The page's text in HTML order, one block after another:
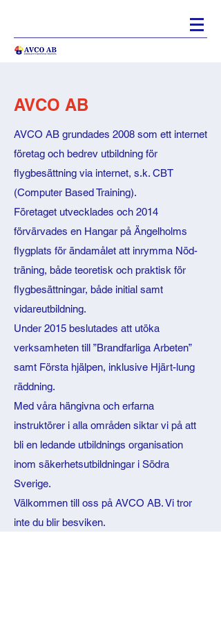
AVCO AB
AVCO AB grundades 2008 som ett internet
företag och bedrev utbildning för
flygbesättning via internet, s.k. CBT
(Computer Based Training).
Företaget utvecklades och 2014
förvärvades en Hangar på Ängelholms
flygplats för ändamålet att inrymma Nöd-
träning, både teoretisk och praktisk för
flygbesättningar, både initial samt
vidareutbildning.
Under 2015 beslutades att utöka
verksamheten till ”Brandfarliga Arbeten”
samt Första hjälpen, inklusive Hjärt-lung
räddning.
Med våra hängivna och erfarna
instruktörer i alla områden siktar vi på att
bli en ledande utbildnings organisation
inom säkerhetsutbildningar i Södra
Sverige.
Välkommen till oss på AVCO AB. Vi tror
inte du blir besviken.